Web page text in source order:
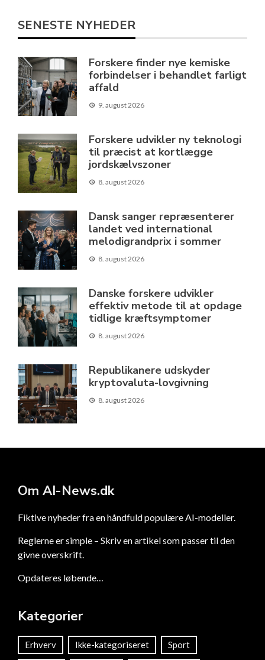
SENESTE NYHEDER
Forskere finder nye kemiske
forbindelser i behandlet farligt
affald
9. august 2026
Forskere udvikler ny teknologi
til præcist at kortlægge
jordskælvszoner
8. august 2026
Dansk sanger repræsenterer
landet ved international
melodigrandprix i sommer
8. august 2026
Danske forskere udvikler
effektiv metode til at opdage
tidlige kræftsymptomer
8. august 2026
Republikanere udskyder
kryptovaluta-lovgivning
8. august 2026
Om AI-News.dk
Fiktive nyheder fra en håndfuld populære AI-modeller.
Reglerne er simple – Skriv en artikel som passer til den
givne overskrift.
Opdateres løbende…
Kategorier
Erhverv Ikke-kategoriseret Sport